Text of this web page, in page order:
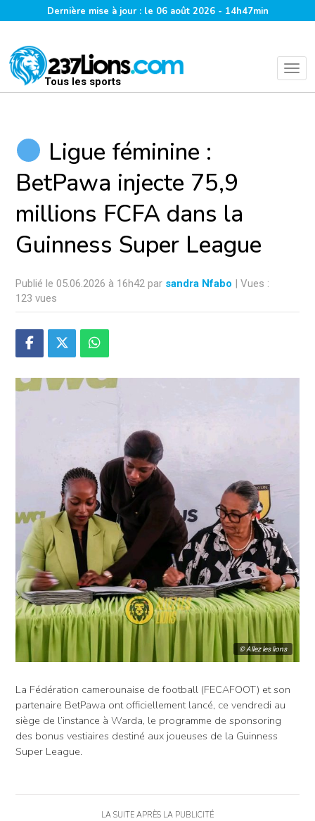
Dernière mise à jour : le 06 août 2026 - 14h47min
Tous les sports
Ligue féminine :
BetPawa injecte 75,9
millions FCFA dans la
Guinness Super League
Publié le 05.06.2026 à 16h42 par sandra Nfabo | Vues :
123 vues
© Allez les lions
La Fédération camerounaise de football (FECAFOOT) et son
partenaire BetPawa ont officiellement lancé, ce vendredi au
siège de l’instance à Warda, le programme de sponsoring
des bonus vestiaires destiné aux joueuses de la Guinness
Super League.
LA SUITE APRÈS LA PUBLICITÉ